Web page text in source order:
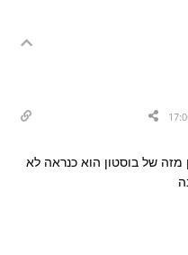
מזה של בוסטון הוא כנראה לא